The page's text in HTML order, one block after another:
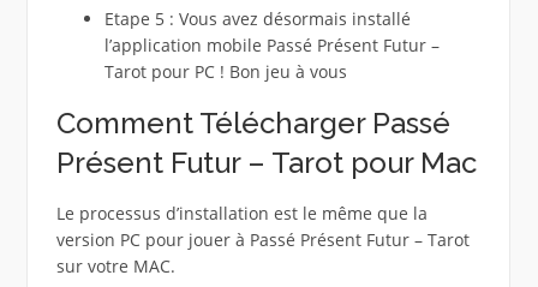
Etape 5 : Vous avez désormais installé
l’application mobile Passé Présent Futur –
Tarot pour PC ! Bon jeu à vous
Comment Télécharger Passé
Présent Futur – Tarot pour Mac
Le processus d’installation est le même que la
version PC pour jouer à Passé Présent Futur – Tarot
sur votre MAC.